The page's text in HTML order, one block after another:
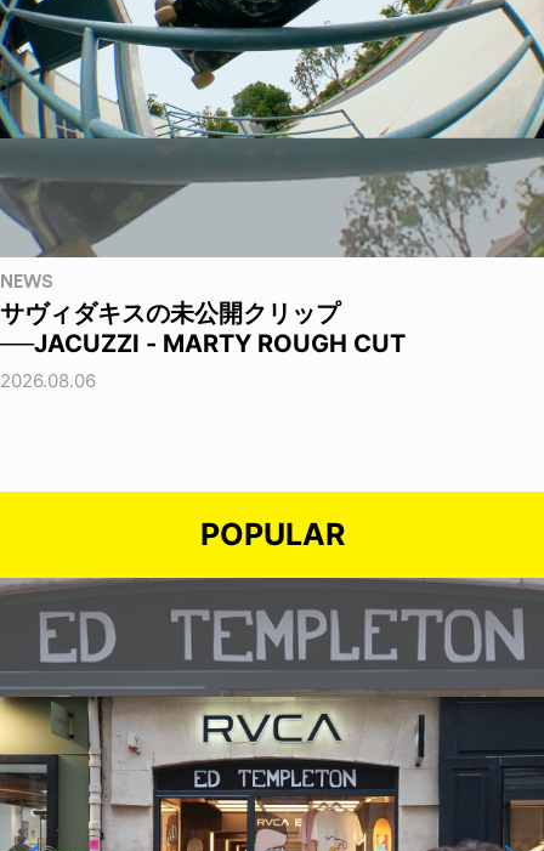
NEWS
サヴィダキスの未公開クリップ
──JACUZZI - MARTY ROUGH CUT
2026.08.06
POPULAR